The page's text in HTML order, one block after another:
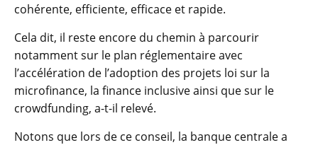
cohérente, efficiente, efficace et rapide.
Cela dit, il reste encore du chemin à parcourir
notamment sur le plan réglementaire avec
l’accélération de l’adoption des projets loi sur la
microfinance, la finance inclusive ainsi que sur le
crowdfunding, a-t-il relevé.
Notons que lors de ce conseil, la banque centrale a